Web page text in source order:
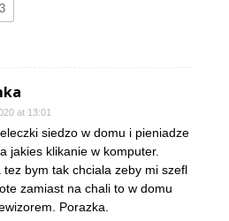
at 13:01
siedzo w domu i pieniadze
jakies klikanie w komputer.
bym tak chciala zeby mi szefl
zamiast na chali to w domu
Porazka.